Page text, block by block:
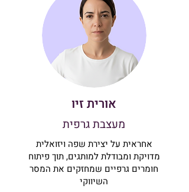
אורית זיו
מעצבת גרפית
אחראית על יצירת שפה ויזואלית
מדויקת ומבודלת למותגים, תוך פיתוח
חומרים גרפיים שמחזקים את המסר
השיווקי